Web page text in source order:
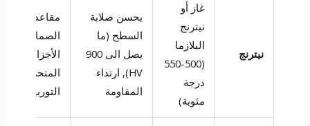
نيترنج
غاز أو
نيترنج
البلازما
(500-550
درجة
مئوية)
يحسن صلابة
السطح (ما
يصل الى 900
HV), ارتداء
المقاومة
مقاعد
الصمام,
الأجزاء
المتحركة في
التوربينات